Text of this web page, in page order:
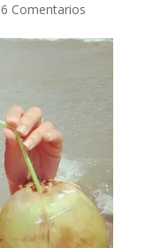
6 Comentarios